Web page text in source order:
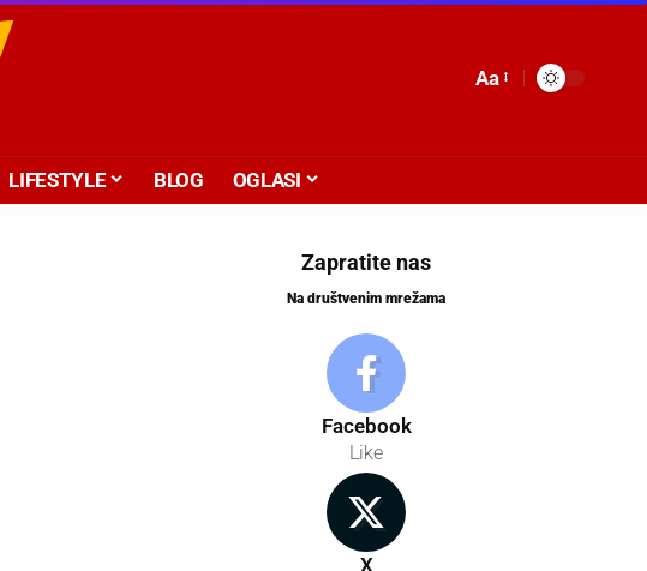
Aa
LIFESTYLE BLOG OGLASI
Zapratite nas
Na društvenim mrežama
Facebook
Like
X